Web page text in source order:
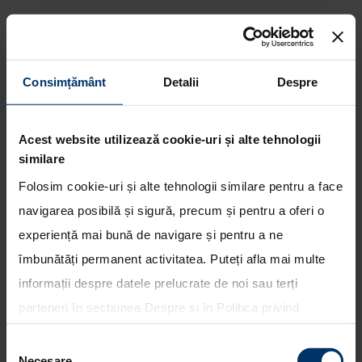
Consimțământ Detalii Despre
Acest website utilizează cookie-uri și alte tehnologii
similare
Folosim cookie-uri și alte tehnologii similare pentru a face
navigarea posibilă și sigură, precum și pentru a oferi o
experiență mai bună de navigare și pentru a ne
îmbunătăți permanent activitatea. Puteți afla mai multe
informații despre datele prelucrate de noi sau terți
parteneri în secțiunea Despre și în Politica privind
toate cookie-urile, una sau mai multe categorii sau să
Hyundai Motorsport l-a
desemnat pe Thierry Neuville
pilot principal pentru WRC 2014